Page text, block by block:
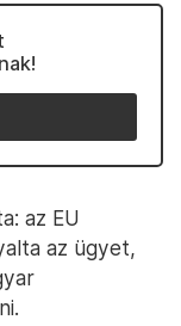
az EU
az ügyet,